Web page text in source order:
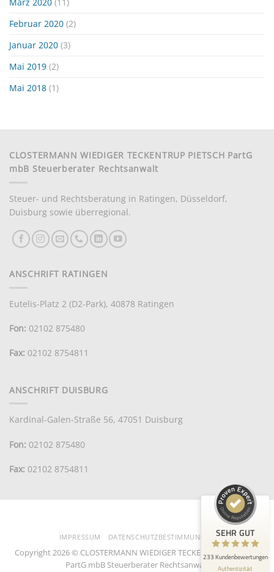
März 2020 (11)
Februar 2020 (2)
Januar 2020 (3)
Mai 2019 (2)
Mai 2018 (1)
CLOSTERMANN WIEDIGER TECKENTRUP PIETSCH PartG
mbB Steuerberater Rechtsanwalt
Steuer- und Rechtsberatung in Ratingen, Düsseldorf,
Duisburg sowie überregional.
ANSCHRIFT RATINGEN
Eutelis-Platz 2 (D2-Park), 40878 Ratingen
Fon: 02102 875480
Fax: 02102 8754811
ANSCHRIFT DUISBURG
Kardinal-Galen-Straße 56, 47051 Duisburg
Fon: 02102 875480
Fax: 02102 8754811
IMPRESSUM DATENSCHUTZBESTIMMUNGEN
Copyright 2026 © CLOSTERMANN WIEDIGER TECKENTRUP PIETSCH
PartG mbB Steuerberater Rechtsanwalt
SEHR GUT
233 Kundenbewertungen
Authentizität
CWTP
33
Bewertungen auf
ProvenExpert.com
Blick aufs ProvenExpert-Profil werfen
26.7.2026